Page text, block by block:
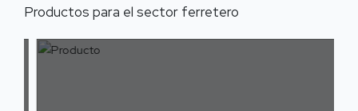
Productos para el sector ferretero